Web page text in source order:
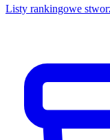
Listy rankingowe